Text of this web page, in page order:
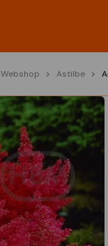
Webshop Astilbe